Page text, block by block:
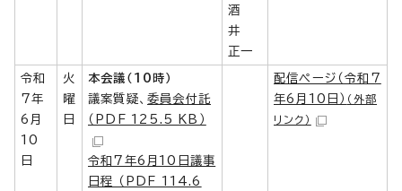
酒
井
正一
令和
7年
6月
10
日
火
曜
日
本会議（10時 ）
議案質疑、 委員会付託
（PDF 125.5 KB）
令和7年6月10日議事
日程 （PDF 114.6
配信ページ（令和7
年6月10日） （外部
リンク）